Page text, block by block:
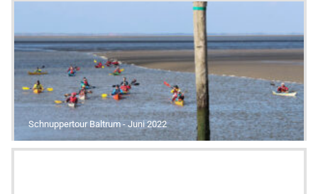
Schnuppertour Baltrum - Juni 2022